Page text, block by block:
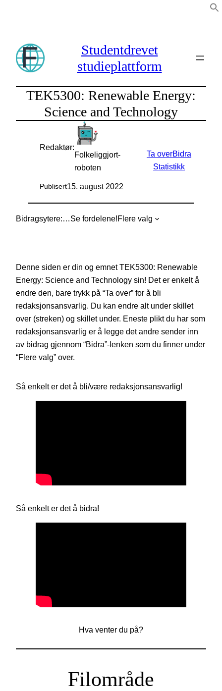
Studentdrevet
studieplattform
TEK5300: Renewable Energy:
Science and Technology
Redaktør:
Folkeliggjort-
roboten
Publisert15. august 2022
Ta overBidra
Statistikk
Bidragsytere: Se fordelene!Flere valg
Denne siden er din og emnet TEK5300: Renewable
Energy: Science and Technology sin! Det er enkelt å
endre den, bare trykk på “Ta over” for å bli
redaksjonsansvarlig. Du kan endre alt under skillet
over (streken) og skillet under. Eneste plikt du har som
redaksjonsansvarlig er å legge det andre sender inn
av bidrag gjennom “Bidra”-lenken som du finner under
“Flere valg” over.
Så enkelt er det å bli/være redaksjonsansvarlig!
Så enkelt er det å bidra!
Hva venter du på?
Filområde